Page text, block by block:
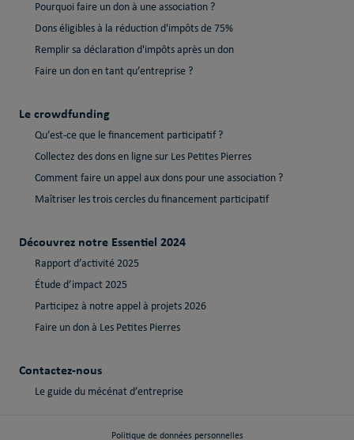
Pourquoi faire un don à une association ?
Dons éligibles à la réduction d'impôts de 75%
Remplir sa déclaration d'impôts après un don
Faire un don en tant qu’entreprise ?
Le crowdfunding
Qu’est-ce que le financement participatif ?
Collectez des dons en ligne sur Les Petites Pierres
Comment faire un appel aux dons pour une association ?
Maîtriser les trois cercles du financement participatif
Découvrez notre Essentiel 2024
Rapport d’activité 2025
Étude d’impact 2025
Participez à notre appel à projets 2026
Faire un don à Les Petites Pierres
Contactez-nous
Le guide du mécénat d’entreprise
Politique de données personnelles